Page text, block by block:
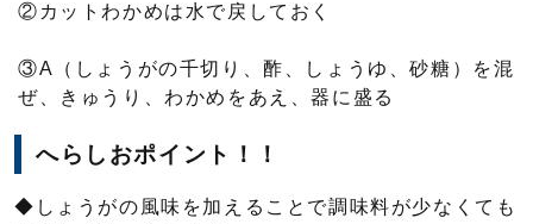
②カットわかめは水で戻しておく
③A（しょうがの千切り、酢、しょうゆ、砂糖）を混
ぜ、きゅうり、わかめをあえ、器に盛る
へらしおポイント！！
◆しょうがの風味を加えることで調味料が少なくても